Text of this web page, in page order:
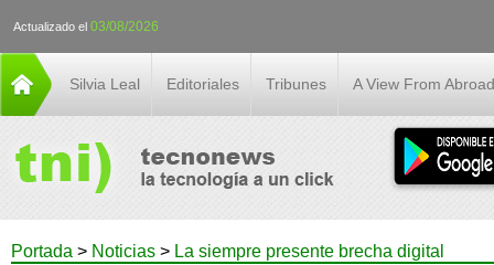
Actualizado el 03/08/2026
Silvia Leal Editoriales Tribunes A View From Abroad
Portada > Noticias > La siempre presente brecha digital